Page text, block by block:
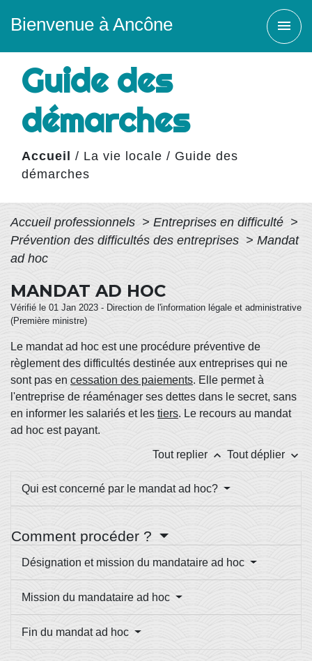
Bienvenue à Ancône menu
Guide des
démarches
Accueil / La vie locale / Guide des
démarches
Accueil professionnels > Entreprises en difficulté >
Prévention des difficultés des entreprises > Mandat
ad hoc
MANDAT AD HOC
Vérifié le 01 Jan 2023 - Direction de l'information légale et administrative
(Première ministre)
Le mandat ad hoc est une procédure préventive de
règlement des difficultés destinée aux entreprises qui ne
sont pas en cessation des paiements. Elle permet à
l'entreprise de réaménager ses dettes dans le secret, sans
en informer les salariés et les tiers. Le recours au mandat
ad hoc est payant.
Tout replier keyboard_arrow_up Tout déplier keyboard_arrow_down
Qui est concerné par le mandat ad hoc?
Comment procéder ?
Désignation et mission du mandataire ad hoc
Mission du mandataire ad hoc
Fin du mandat ad hoc